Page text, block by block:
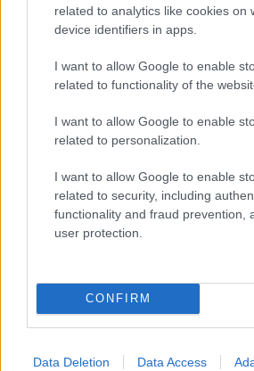
related to analytics like cookies on
device identifiers in apps.
I want to allow Google to enable
related to functionality of the
I want to allow Google to enable
related to personalization.
I want to allow Google to enable
related to security, including
functionality and fraud prevention,
user protection.
CONFIRM
Data Deletion Data Access
EZEK IS
136 KOCSMÁBAN MOST
SÖRT – EHHEZ EGY
A kezdeményezés célja, hogy a hideg